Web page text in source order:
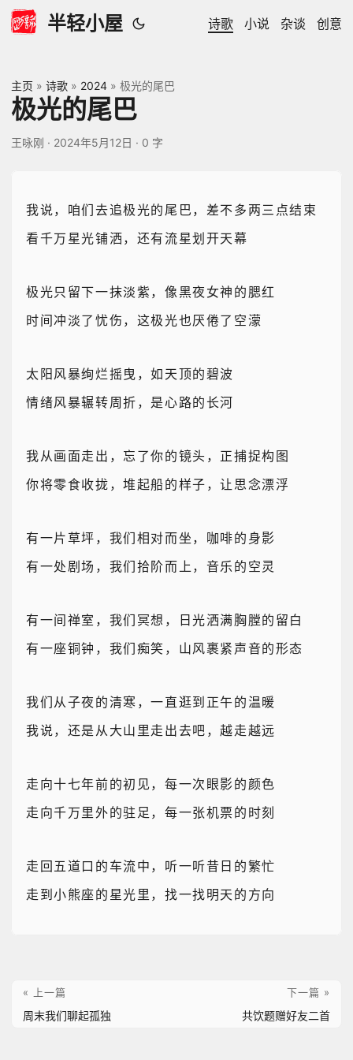
半轻小屋 诗歌 小说 杂谈 创意
主页 » 诗歌 » 2024 » 极光的尾巴
极光的尾巴
王咏刚 · 2024年5月12日 · 0 字
我说，咱们去追极光的尾巴，差不多两三点结束
看千万星光铺洒，还有流星划开天幕
极光只留下一抹淡紫，像黑夜女神的腮红
时间冲淡了忧伤，这极光也厌倦了空濛
太阳风暴绚烂摇曳，如天顶的碧波
情绪风暴辗转周折，是心路的长河
我从画面走出，忘了你的镜头，正捕捉构图
你将零食收拢，堆起船的样子，让思念漂浮
有一片草坪，我们相对而坐，咖啡的身影
有一处剧场，我们拾阶而上，音乐的空灵
有一间禅室，我们冥想，日光洒满胸膛的留白
有一座铜钟，我们痴笑，山风裹紧声音的形态
我们从子夜的清寒，一直逛到正午的温暖
我说，还是从大山里走出去吧，越走越远
走向十七年前的初见，每一次眼影的颜色
走向千万里外的驻足，每一张机票的时刻
走回五道口的车流中，听一听昔日的繁忙
走到小熊座的星光里，找一找明天的方向
« 上一篇
周末我们聊起孤独
下一篇 »
共饮题赠好友二首